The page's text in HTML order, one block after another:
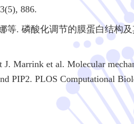
886.
等. 磷酸化调节的膜蛋白结构
J. Marrink et al. Molecular
PIP2. PLOS Computational